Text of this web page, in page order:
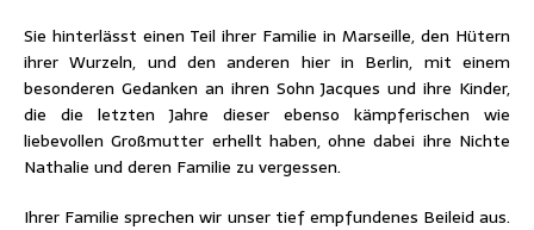
Sie hinterlässt einen Teil ihrer Familie in Marseille, den Hütern
ihrer Wurzeln, und den anderen hier in Berlin, mit einem
besonderen Gedanken an ihren Sohn Jacques und ihre Kinder,
die die letzten Jahre dieser ebenso kämpferischen wie
liebevollen Großmutter erhellt haben, ohne dabei ihre Nichte
Nathalie und deren Familie zu vergessen.
Ihrer Familie sprechen wir unser tief empfundenes Beileid aus.